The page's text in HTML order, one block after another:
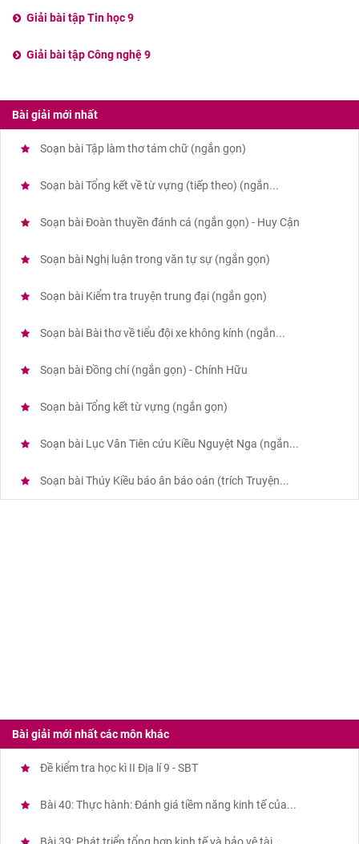
Giải bài tập Tin học 9
Giải bài tập Công nghệ 9
Bài giải mới nhất
Soạn bài Tập làm thơ tám chữ (ngắn gọn)
Soạn bài Tổng kết về từ vựng (tiếp theo) (ngắn...
Soạn bài Đoàn thuyền đánh cá (ngắn gọn) - Huy Cận
Soạn bài Nghị luận trong văn tự sự (ngắn gọn)
Soạn bài Kiểm tra truyện trung đại (ngắn gọn)
Soạn bài Bài thơ về tiểu đội xe không kính (ngắn...
Soạn bài Đồng chí (ngắn gọn) - Chính Hữu
Soạn bài Tổng kết từ vựng (ngắn gọn)
Soạn bài Lục Vân Tiên cứu Kiều Nguyệt Nga (ngắn...
Soạn bài Thúy Kiều báo ân báo oán (trích Truyện...
Bài giải mới nhất các môn khác
Đề kiểm tra học kì II Địa lí 9 - SBT
Bài 40: Thực hành: Đánh giá tiềm năng kinh tế của...